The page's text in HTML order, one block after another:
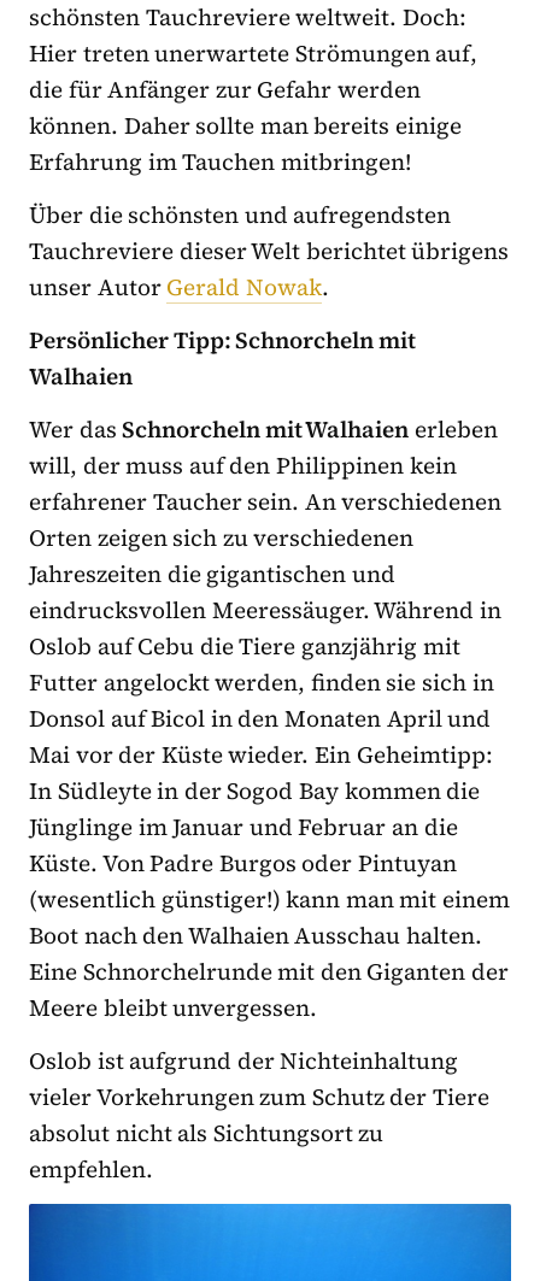
schönsten Tauchreviere weltweit. Doch:
Hier treten unerwartete Strömungen auf,
die für Anfänger zur Gefahr werden
können. Daher sollte man bereits einige
Erfahrung im Tauchen mitbringen!
Über die schönsten und aufregendsten
Tauchreviere dieser Welt berichtet übrigens
unser AutorGerald Nowak.
Persönlicher Tipp: Schnorcheln mit
Walhaien
Wer dasSchnorcheln mit Walhaien erleben
will, der muss auf den Philippinen kein
erfahrener Taucher sein. An verschiedenen
Orten zeigen sich zu verschiedenen
Jahreszeiten die gigantischen und
eindrucksvollen Meeressäuger. Während in
Oslob auf Cebu die Tiere ganzjährig mit
Futter angelockt werden, finden sie sich in
Donsol auf Bicol in den Monaten April und
Mai vor der Küste wieder. Ein Geheimtipp:
In Südleyte in der Sogod Bay kommen die
Jünglinge im Januar und Februar an die
Küste. Von Padre Burgos oder Pintuyan
(wesentlich günstiger!) kann man mit einem
Boot nach den Walhaien Ausschau halten.
Eine Schnorchelrunde mit den Giganten der
Meere bleibt unvergessen.
Oslob ist aufgrund der Nichteinhaltung
vieler Vorkehrungen zum Schutz der Tiere
absolut nicht als Sichtungsort zu
empfehlen.